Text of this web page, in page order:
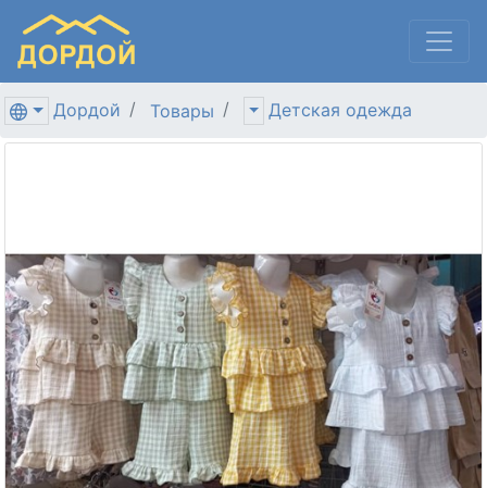
Дордой Товары Детская одежда